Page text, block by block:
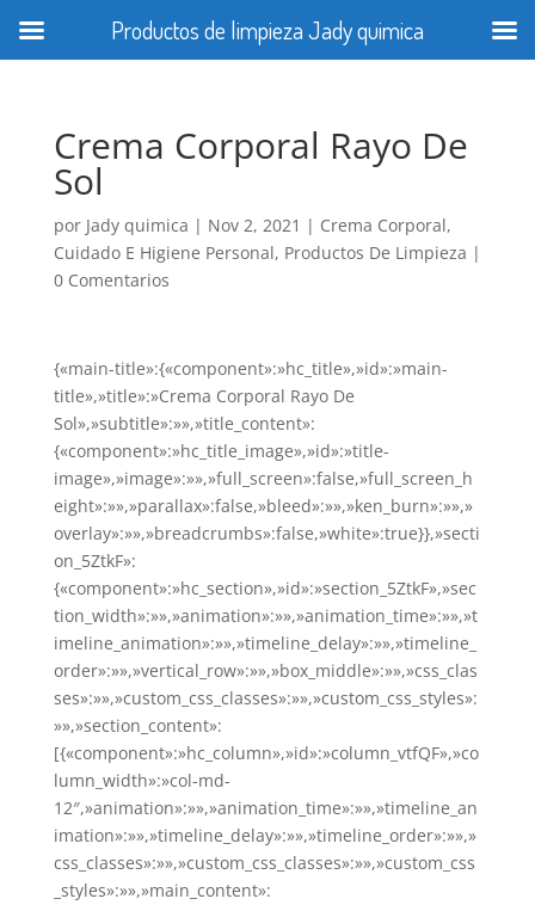
Crema Corporal Rayo De
Sol
por Jady quimica | Nov 2, 2021 | Crema Corporal,
Cuidado E Higiene Personal, Productos De Limpieza |
0 Comentarios
{«main-title»:{«component»:»hc_title»,»id»:»main-
title»,»title»:»Crema Corporal Rayo De
Sol»,»subtitle»:»»,»title_content»:
{«component»:»hc_title_image»,»id»:»title-
image»,»image»:»»,»full_screen»:false,»full_screen_h
eight»:»»,»parallax»:false,»bleed»:»»,»ken_burn»:»»,»
overlay»:»»,»breadcrumbs»:false,»white»:true}},»secti
on_5ZtkF»:
{«component»:»hc_section»,»id»:»section_5ZtkF»,»sec
tion_width»:»»,»animation»:»»,»animation_time»:»»,»t
imeline_animation»:»»,»timeline_delay»:»»,»timeline_
order»:»»,»vertical_row»:»»,»box_middle»:»»,»css_clas
ses»:»»,»custom_css_classes»:»»,»custom_css_styles»:
»»,»section_content»:
[{«component»:»hc_column»,»id»:»column_vtfQF»,»co
lumn_width»:»col-md-
12″,»animation»:»»,»animation_time»:»»,»timeline_an
imation»:»»,»timeline_delay»:»»,»timeline_order»:»»,»
css_classes»:»»,»custom_css_classes»:»»,»custom_css
_styles»:»»,»main_content»:
Productos de limpieza Jady quimica